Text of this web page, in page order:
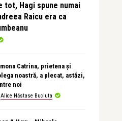
tot, Hagi spune numai
Raicu era ca
Catrina, prietena și
noastră, a plecat, astăzi,
noi
Alice Năstase Buciuta